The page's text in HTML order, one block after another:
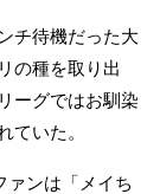
チ待機だった大
の種を取り出
ーグではお馴染
ていた。
ンは「メイち